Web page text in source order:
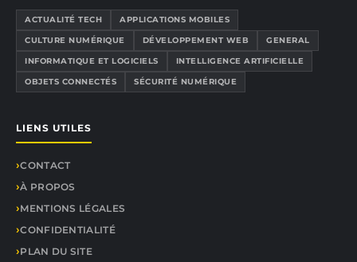
ACTUALITÉ TECH
APPLICATIONS MOBILES
CULTURE NUMÉRIQUE
DÉVELOPPEMENT WEB
GENERAL
INFORMATIQUE ET LOGICIELS
INTELLIGENCE ARTIFICIELLE
OBJETS CONNECTÉS
SÉCURITÉ NUMÉRIQUE
LIENS UTILES
CONTACT
À PROPOS
MENTIONS LÉGALES
CONFIDENTIALITÉ
PLAN DU SITE